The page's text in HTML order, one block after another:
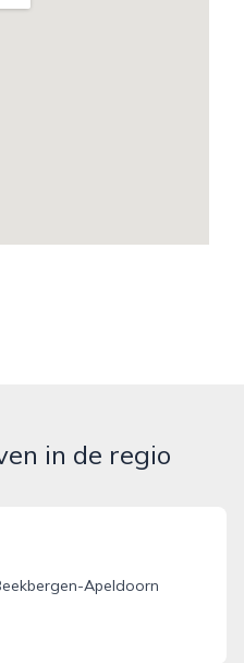
in de regio
Apeldoorn